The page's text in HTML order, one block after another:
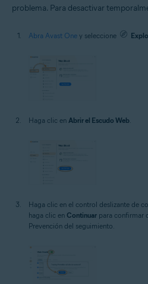
problema. Para desactivar
Abra Avast One y seleccione
Haga clic en Abrir el Escudo Web
Haga clic en el control deslizante de
haga clic en Continuar para confirmar
Prevención del seguimiento.